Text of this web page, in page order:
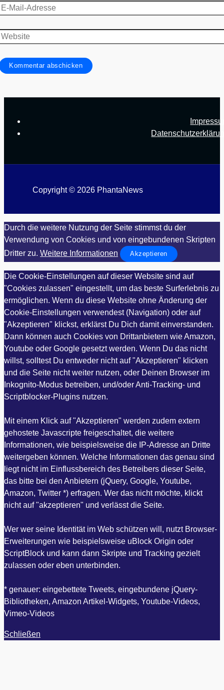
Copyright © 2026 PhantaNews
Durch die weitere Nutzung der Seite stimmst du der
Verwendung von Cookies und von eingebundenen Skripten
Dritter zu. Weitere Informationen Akzeptieren
Die Cookie-Einstellungen auf dieser Website sind auf
"Cookies zulassen" eingestellt, um das beste Surferlebnis zu
ermöglichen. Wenn du diese Website ohne Änderung der
Cookie-Einstellungen verwendest (Navigation) oder auf
"Akzeptieren" klickst, erklärst Du Dich damit einverstanden.
Dann können auch Cookies von Drittanbietern wie Amazon,
Youtube oder Google gesetzt werden. Wenn Du das nicht
willst, solltest Du entweder nicht auf "Akzeptieren" klicken
und die Seite nicht weiter nutzen, oder Deinen Browser im
Inkognito-Modus betreiben, und/oder Anti-Tracking- und
Scriptblocker-Plugins nutzen.
Mit einem Klick auf "Akzeptieren" werden zudem extern
gehostete Javascripte freigeschaltet, die weitere
Informationen, wie beispielsweise die IP-Adresse an Dritte
weitergeben können. Welche Informationen das genau sind
liegt nicht im Einflussbereich des Betreibers dieser Seite,
das bitte bei den Anbietern (jQuery, Google, Youtube,
Amazon, Twitter *) erfragen. Wer das nicht möchte, klickt
nicht auf "akzeptieren" und verlässt die Seite.
Wer wer seine Identität im Web schützen will, nutzt Browser-
Erweiterungen wie beispielsweise uBlock Origin oder
ScriptBlock und kann dann Skripte und Tracking gezielt
zulassen oder eben unterbinden.
* genauer: eingebettete Tweets, eingebundene jQuery-
Bibliotheken, Amazon Artikel-Widgets, Youtube-Videos,
Vimeo-Videos
Schließen